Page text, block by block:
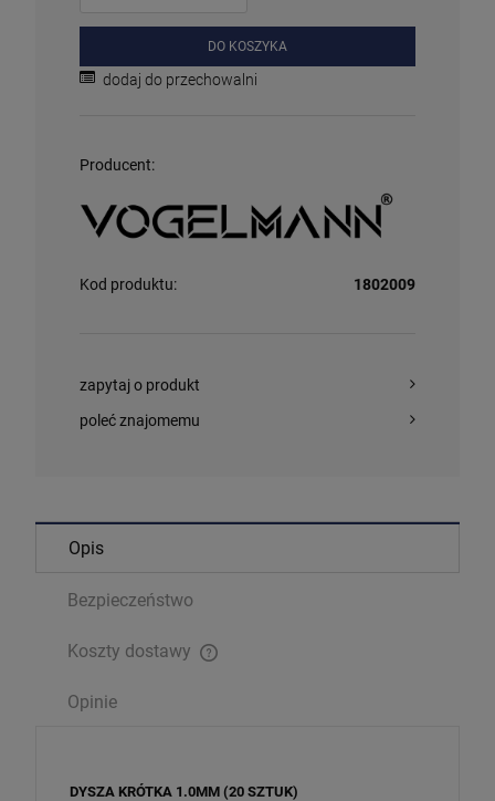
DO KOSZYKA
dodaj do przechowalni
Producent:
Kod produktu: 1802009
zapytaj o produkt
poleć znajomemu
Opis
Bezpieczeństwo
Koszty dostawy
Opinie
DYSZA KRÓTKA 1.0MM (20 SZTUK)